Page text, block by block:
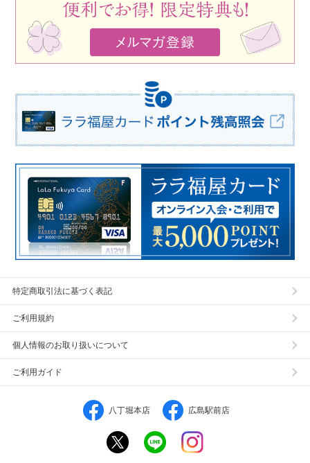
特定商取引法に基づく表記
ご利用規約
個人情報のお取り扱いについて
ご利用ガイド
八丁堀本店 広島駅前店